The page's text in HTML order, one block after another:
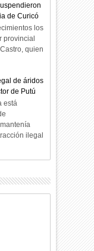
de Curicó
los
provincial
quien
de áridos
de Putú
está
ilegal